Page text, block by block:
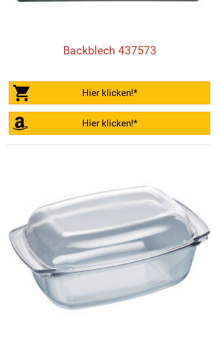
Backblech 437573
Hier klicken!*
Hier klicken!*